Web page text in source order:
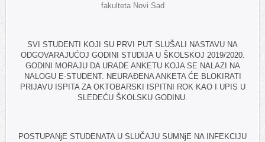
fakulteta Novi Sad
SVI STUDENTI KOJI SU PRVI PUT SLUŠALI NASTAVU NA
ODGOVARAJUĆOJ GODINI STUDIJA U ŠKOLSKOJ 2019/2020.
GODINI MORAJU DA URADE ANKETU KOJA SE NALAZI NA
NALOGU E-STUDENT. NEURAĐENA ANKETA ĆE BLOKIRATI
PRIJAVU ISPITA ZA OKTOBARSKI ISPITNI ROK KAO I UPIS U
SLEDEĆU ŠKOLSKU GODINU.
POSTUPANjE STUDENATA U SLUČAJU SUMNjE NA INFEKCIJU